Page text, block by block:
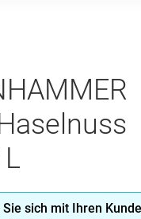
sich mit Ihren